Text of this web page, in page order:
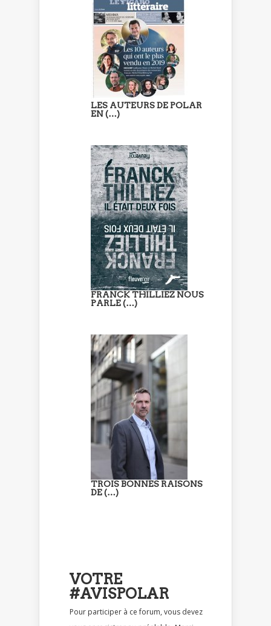
LES AUTEURS DE POLAR
EN (…)
FRANCK THILLIEZ NOUS
PARLE (…)
TROIS BONNES RAISONS
DE (…)
VOTRE
#AVISPOLAR
Pour participer à ce forum, vous devez